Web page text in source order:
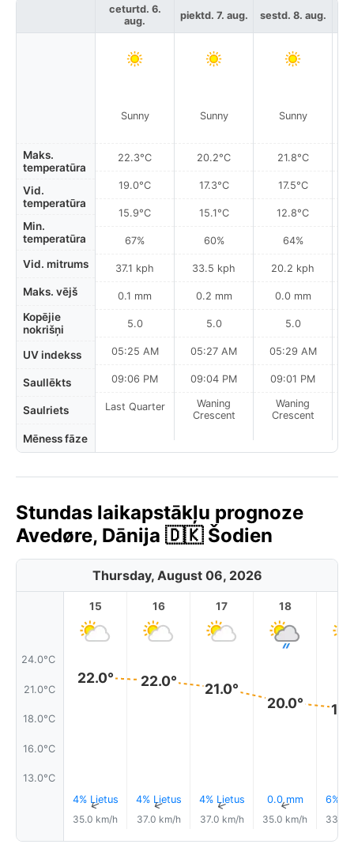
Maks.
temperatūra
Vid.
temperatūra
Min.
temperatūra
Vid. mitrums
Maks. vējš
Kopējie
nokrišņi
UV indekss
Saullēkts
Saulriets
Mēness fāze
ceturtd. 6.
aug.
Sunny
22.3°C
19.0°C
15.9°C
67%
37.1 kph
0.1 mm
5.0
05:25 AM
09:06 PM
Last Quarter
piektd. 7. aug.
Sunny
20.2°C
17.3°C
15.1°C
60%
33.5 kph
0.2 mm
5.0
05:27 AM
09:04 PM
Waning
Crescent
sestd. 8. aug.
Sunny
21.8°C
17.5°C
12.8°C
64%
20.2 kph
0.0 mm
5.0
05:29 AM
09:01 PM
Waning
Crescent
Stundas laikapstākļu prognoze
Avedøre, Dānija 🇩🇰 Šodien
Thursday, August 06, 2026
24.0°C
21.0°C
18.0°C
16.0°C
13.0°C
15
22.0°
4% Lietus
↑
35.0 km/h
16
22.0°
4% Lietus
↑
37.0 km/h
17
21.0°
4% Lietus
↑
37.0 km/h
18
20.0°
0.0 mm
↑
35.0 km/h
6%
33.0